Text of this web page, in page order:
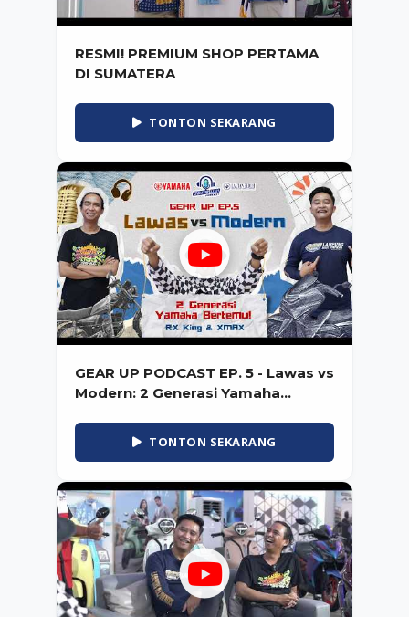
RESMI! PREMIUM SHOP PERTAMA
DI SUMATERA
TONTON SEKARANG
GEAR UP PODCAST EP. 5 - Lawas vs
Modern: 2 Generasi Yamaha
TONTON SEKARANG